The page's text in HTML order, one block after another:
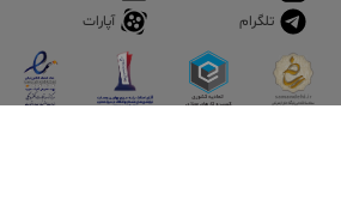
تلگرام
آپارات